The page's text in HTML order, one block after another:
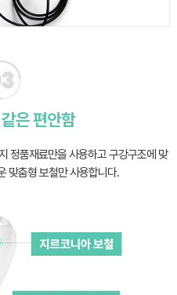
은 편안함
정품재료만을 사용하고구강구조에 맞
맞춤형 보철만 사용합니다.